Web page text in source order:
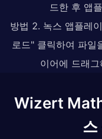
드한 후 앱
방법 2. 녹스 앱플레
로드" 클릭하여 파일
이어에 드래
Wizert
스